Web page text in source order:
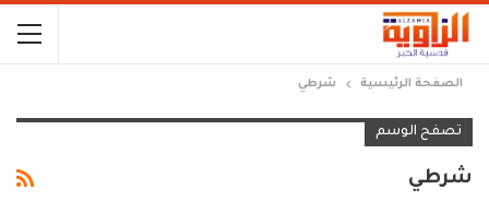
الصفحة الرئيسية شرطي
تصفح الوسم
شرطي